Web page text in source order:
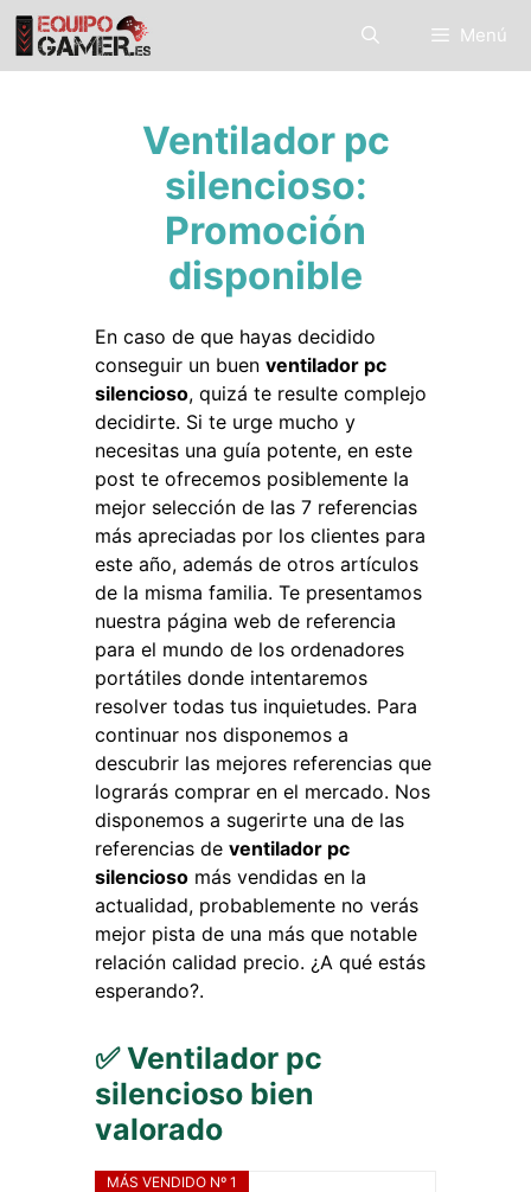
Saltar
contenido
Menú
Ventilador pc
silencioso:
Promoción
disponible
En caso de que hayas decidido
conseguir un buen ventilador pc
silencioso, quizá te resulte complejo
decidirte. Si te urge mucho y
necesitas una guía potente, en este
post te ofrecemos posiblemente la
mejor selección de las 7 referencias
más apreciadas por los clientes para
este año, además de otros artículos
de la misma familia. Te presentamos
nuestra página web de referencia
para el mundo de los ordenadores
portátiles donde intentaremos
resolver todas tus inquietudes. Para
continuar nos disponemos a
descubrir las mejores referencias que
lograrás comprar en el mercado. Nos
disponemos a sugerirte una de las
referencias de ventilador pc
silencioso más vendidas en la
actualidad, probablemente no verás
mejor pista de una más que notable
relación calidad precio. ¿A qué estás
esperando?.
✅ Ventilador pc
silencioso bien
valorado
MÁS VENDIDO Nº 1